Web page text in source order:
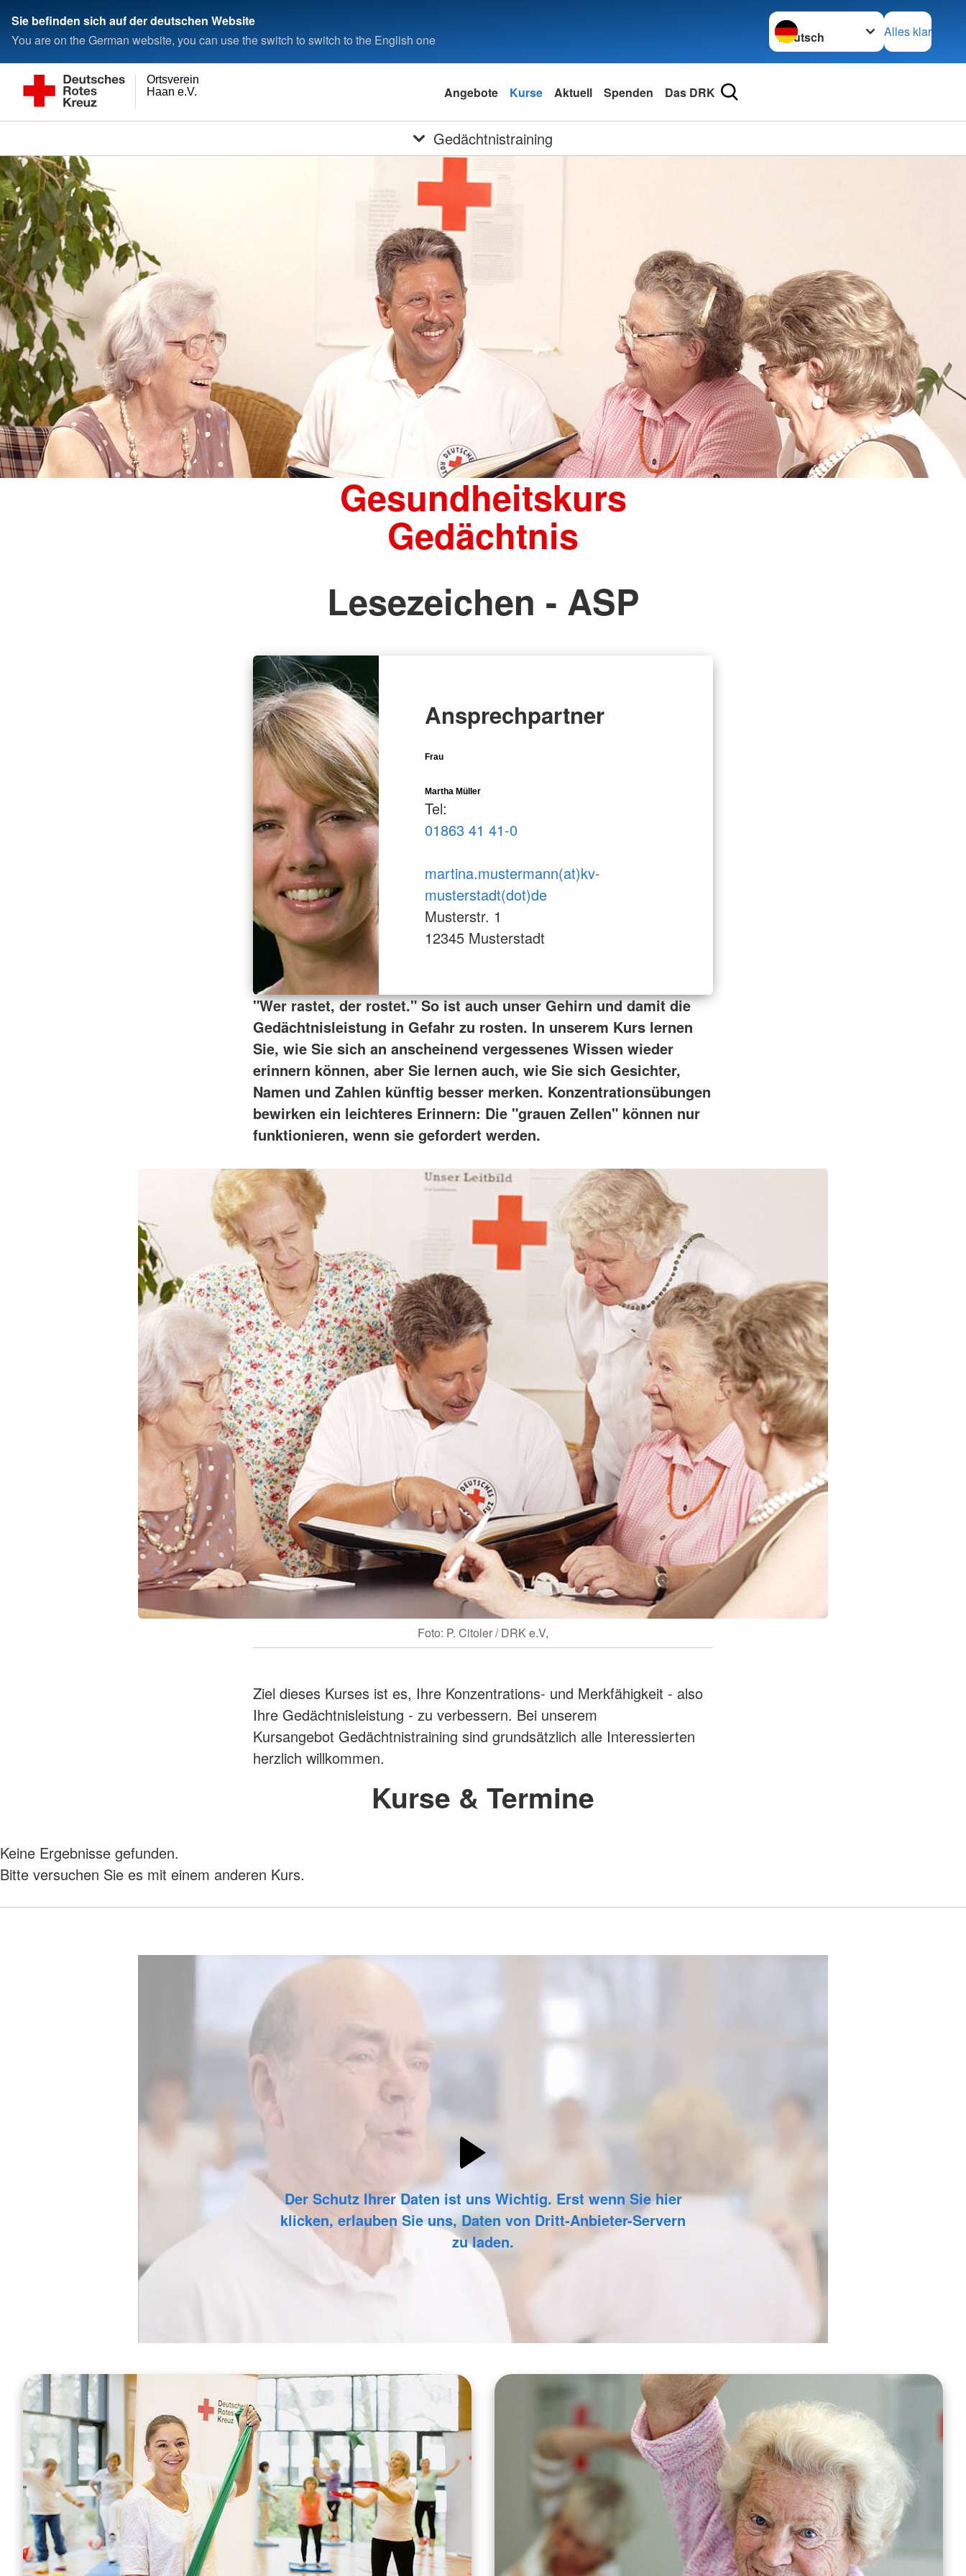
Sie befinden sich auf der deutschen Website
You are on the German website, you can use the switch to switch to the English one
Sprache wechseln zu
Alles klar
Haan e.V.
Ortsverein
Angebote Kurse Aktuell Spenden Das DRK
Gedächtnistraining
Gesundheitskurs
Gedächtnis
Lesezeichen - ASP
Ansprechpartner
Frau
Martha Müller
Tel:
01863 41 41-0
martina.mustermann(at)kv-
musterstadt(dot)de
Musterstr. 1
12345 Musterstadt
"Wer rastet, der rostet." So ist auch unser Gehirn und damit die
Gedächtnisleistung in Gefahr zu rosten. In unserem Kurs lernen
Sie, wie Sie sich an anscheinend vergessenes Wissen wieder
erinnern können, aber Sie lernen auch, wie Sie sich Gesichter,
Namen und Zahlen künftig besser merken. Konzentrationsübungen
bewirken ein leichteres Erinnern: Die "grauen Zellen" können nur
funktionieren, wenn sie gefordert werden.
Foto: P. Citoler / DRK e.V,
Ziel dieses Kurses ist es, Ihre Konzentrations- und Merkfähigkeit - also
Ihre Gedächtnisleistung - zu verbessern. Bei unserem
Kursangebot Gedächtnistraining sind grundsätzlich alle Interessierten
herzlich willkommen.
Kurse & Termine
Keine Ergebnisse gefunden.
Bitte versuchen Sie es mit einem anderen Kurs.
Der Schutz Ihrer Daten ist uns Wichtig. Erst wenn Sie hier
klicken, erlauben Sie uns, Daten von Dritt-Anbieter-Servern
zu laden.